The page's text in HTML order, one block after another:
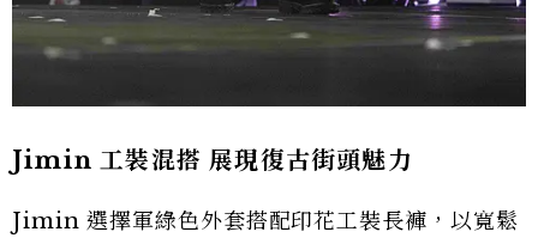
Jimin 工裝混搭 展現復古街頭魅力
Jimin 選擇軍綠色外套搭配印花工裝長褲，以寬鬆